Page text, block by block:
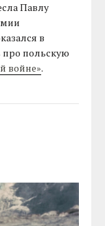
Павлу
в
про польскую
войне».